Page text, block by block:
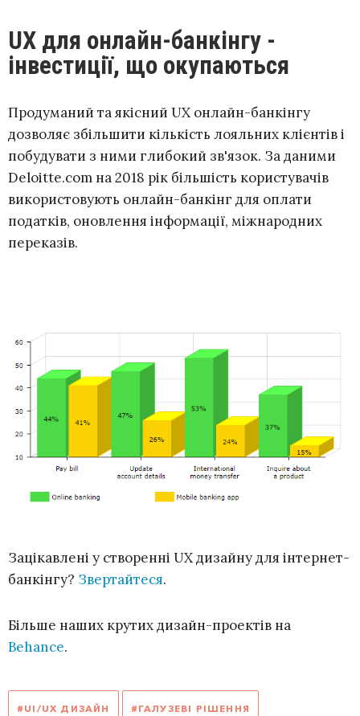
UX для онлайн-банкінгу -
інвестиції, що окупаються
Продуманий та якісний UX онлайн-банкінгу
дозволяє збільшити кількість лояльних клієнтів і
побудувати з ними глибокий зв'язок. За даними
Deloitte.com на 2018 рік більшість користувачів
використовують онлайн-банкінг для оплати
податків, оновлення інформації, міжнародних
переказів.
Зацікавлені у створенні UX дизайну для інтернет-
банкінгу? Звертайтеся.
Більше наших крутих дизайн-проектів на
Behance.
#UI/UX ДИЗАЙН #ГАЛУЗЕВІ РІШЕННЯ